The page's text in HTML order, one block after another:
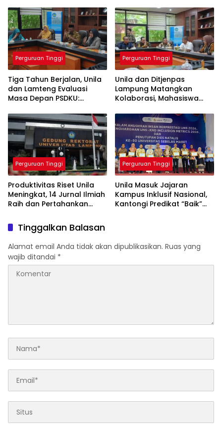
Medis
Perguruan Tinggi
Tiga Tahun Berjalan, Unila
dan Lamteng Evaluasi
Masa Depan PSDKU:
Kampus Daerah
Perguruan Tinggi
Unila dan Ditjenpas
Lampung Matangkan
Kolaborasi, Mahasiswa
Lapas
Perguruan Tinggi
Produktivitas Riset Unila
Meningkat, 14 Jurnal Ilmiah
Raih dan Pertahankan
Perguruan Tinggi
Unila Masuk Jajaran
Kampus Inklusif Nasional,
Kantongi Predikat “Baik”
Tinggalkan Balasan
Alamat email Anda tidak akan dipublikasikan. Ruas yang
wajib ditandai *